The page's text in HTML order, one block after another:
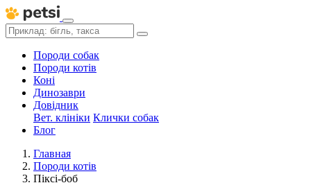
Породи собак
Породи котів
Коні
Динозаври
Довідник
Вет. клініки Клички собак
Блог
Главная
Породи котів
Піксі-боб